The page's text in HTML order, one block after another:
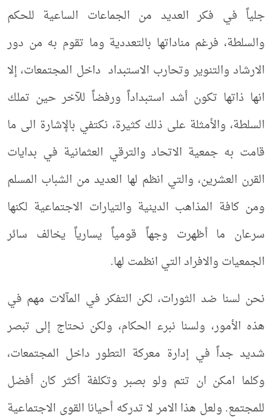
جلياً في فكر العديد من الجماعات الساعية للحكم
والسلطة، فرغم مناداتها بالتعددية وما تقوم به من دور
الارشاد والتنوير وتحارب الاستبداد داخل المجتمعات، إلا
انها ذاتها تكون أشد استبداداً ورفضاً للآخر حين تملك
السلطة، والأمثلة على ذلك كثيرة، نكتفي بالإشارة الى ما
قامت به جمعية الاتحاد والترقي العثمانية في بدايات
القرن العشرين، والتي انظم لها العديد من الشباب المسلم
ومن كافة المذاهب الدينية والتيارات الاجتماعية لكنها
سرعان ما أظهرت وجهاً قومياً يسارياً يخالف سائر
الجمعيات والافراد التي انظمت لها.
نحن لسنا ضد الثورات، لكن التفكر في المآلات مهم في
هذه الأمور، ولسنا نبرء الحكام، ولكن نحتاج إلى تبصر
شديد جداً في إدارة معركة التطور داخل المجتمعات،
وكلما امكن ان تتم ولو بصبر وتكلفة أكثر كان أفضل
للمجتمع. ولعل هذا الامر لا تدركه أحيانا القوى الاجتماعية